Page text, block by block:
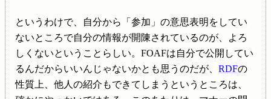
というわけで、自分から「参加」の意思表明をしてい
ないところで自分の情報が開陳されているのが、よろ
しくないということらしい。FOAFは自分で公開してい
るんだからいいんじゃないかとも思うのだが、 RDFの
性質上、他人の紹介もできてしまうというところは、